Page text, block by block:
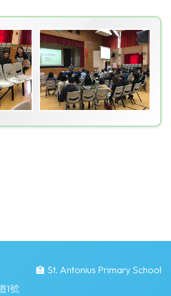
🏫 St. Antonius Primary School
1號